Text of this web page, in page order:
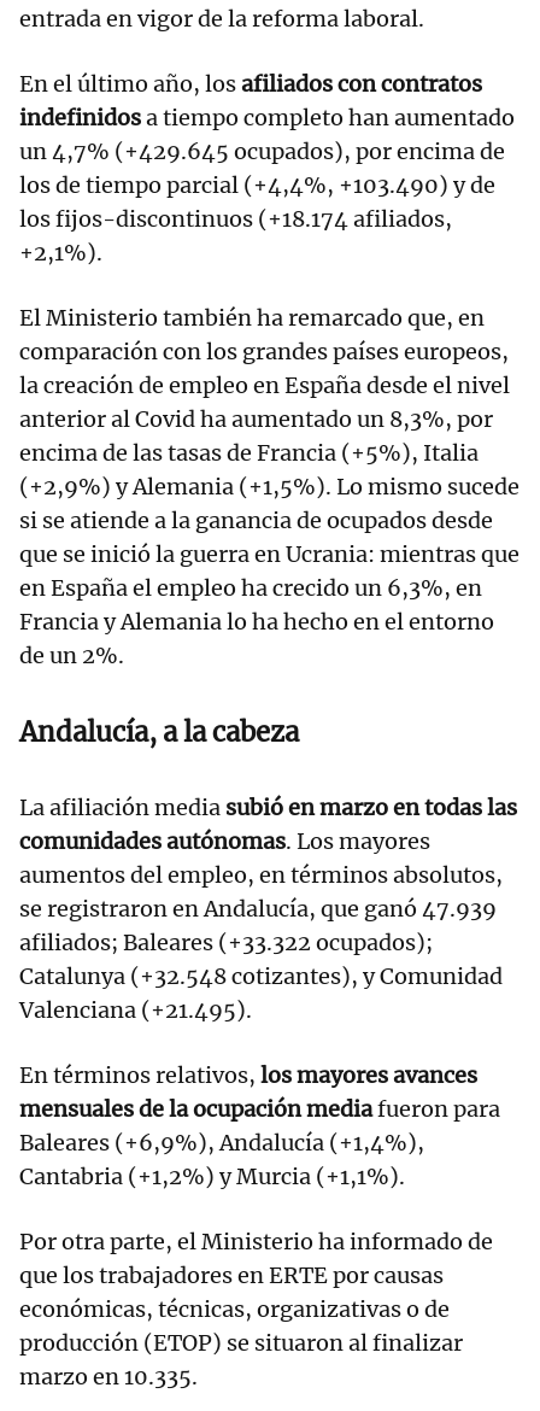
entrada en vigor de la reforma laboral.
En el último año, losafiliados con contratos
indefinidosa tiempo completo han aumentado
un 4,7% (+429.645 ocupados), por encima de
los de tiempo parcial (+4,4%, +103.490) y de
los fijos-discontinuos (+18.174 afiliados,
+2,1%).
El Ministerio también ha remarcado que, en
comparación con los grandes países europeos,
la creación de empleo en España desde el nivel
anterior al Covid ha aumentado un 8,3%, por
encima de las tasas de Francia (+5%), Italia
(+2,9%) y Alemania (+1,5%). Lo mismo sucede
si se atiende a la ganancia de ocupados desde
que se inició la guerra en Ucrania: mientras que
en España el empleo ha crecido un 6,3%, en
Francia y Alemania lo ha hecho en el entorno
de un 2%.
Andalucía, a la cabeza
La afiliación media subió en marzo en todas las
comunidades autónomas. Los mayores
aumentos del empleo, en términos absolutos,
se registraron en Andalucía, que ganó 47.939
afiliados; Baleares (+33.322 ocupados);
Catalunya (+32.548 cotizantes), y Comunidad
Valenciana (+21.495).
En términos relativos, los mayores avances
mensuales de la ocupación mediafueron para
Baleares (+6,9%), Andalucía (+1,4%),
Cantabria (+1,2%) y Murcia (+1,1%).
Por otra parte, el Ministerio ha informado de
que los trabajadores en ERTE por causas
económicas, técnicas, organizativas o de
producción (ETOP) se situaron al finalizar
marzo en 10.335.